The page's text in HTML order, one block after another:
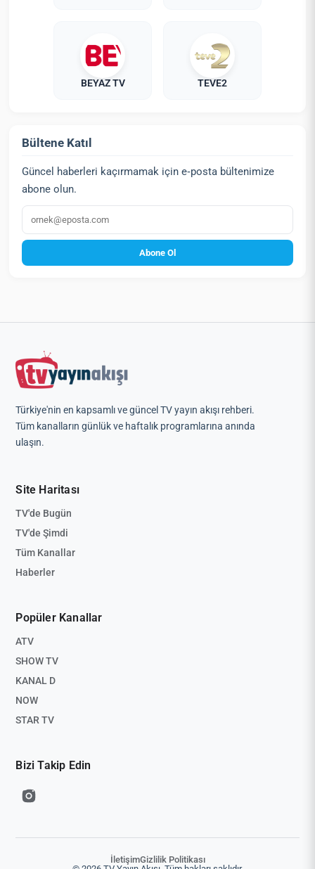
BEYAZ TV TEVE2
Bültene Katıl
Güncel haberleri kaçırmamak için e‑posta bültenimize
abone olun.
E‑posta
Abone Ol
Türkiye'nin en kapsamlı ve güncel TV yayın akışı rehberi.
Tüm kanalların günlük ve haftalık programlarına anında
ulaşın.
Site Haritası
TV'de Bugün
TV'de Şimdi
Tüm Kanallar
Haberler
Popüler Kanallar
ATV
SHOW TV
KANAL D
NOW
STAR TV
Bizi Takip Edin
İletişimGizlilik Politikası